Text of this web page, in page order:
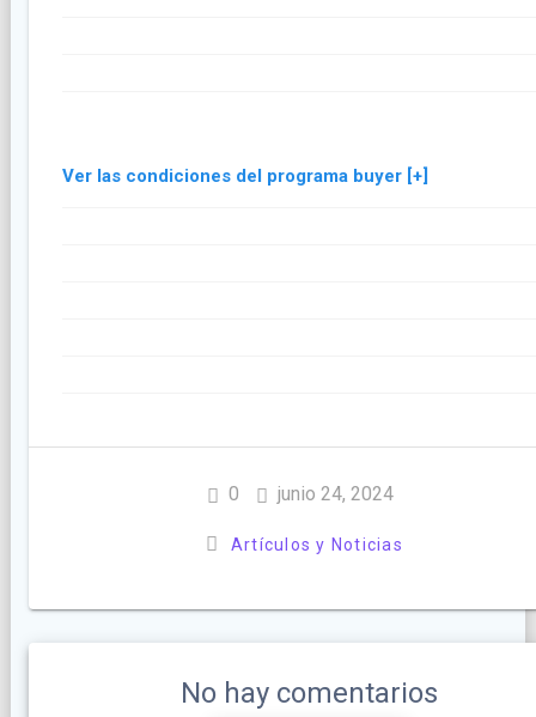
Ver las condiciones del programa buyer [+]
0 junio 24, 2024
Artículos y Noticias
No hay comentarios